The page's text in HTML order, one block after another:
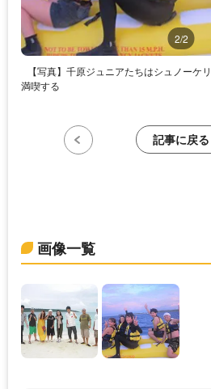
2/2
【写真】千原ジュニアたちはシュノーケ
満喫する
記事に戻る
画像一覧